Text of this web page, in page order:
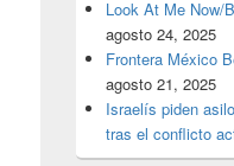
Look At Me Now/
agosto 24, 2025
Frontera México
agosto 21, 2025
Israelís piden
tras el conflicto